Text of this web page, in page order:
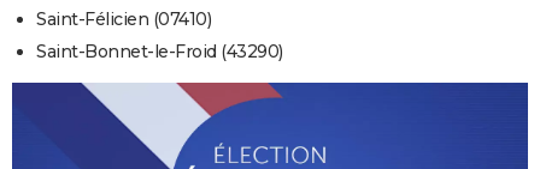
Saint-Félicien (07410)
Saint-Bonnet-le-Froid (43290)